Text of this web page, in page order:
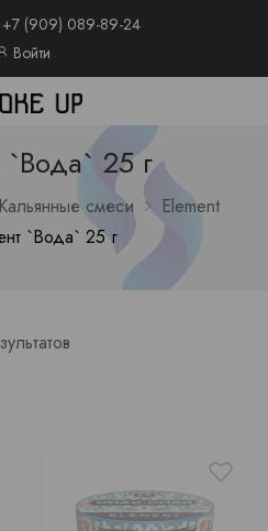
+7 (909) 089-89-24
Войти
25 г
Кальянные смеси
Element
`Вода` 25 г